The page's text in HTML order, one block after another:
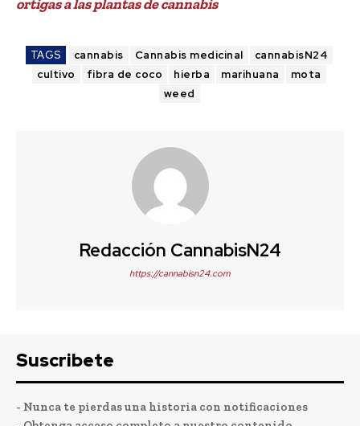
ortigas a las plantas de cannabis
TAGS cannabis Cannabis medicinal
cannabisN24
cultivo
fibra de coco hierba marihuana
mota
weed
Redacción CannabisN24
https://cannabisn24.com
Suscribete
- Nunca te pierdas una historia con notificaciones